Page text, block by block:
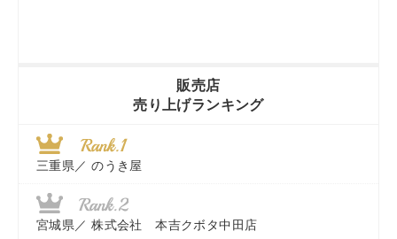
販売店
売り上げランキング
三重県／ のうき屋
宮城県／ 株式会社 本吉クボタ中田店